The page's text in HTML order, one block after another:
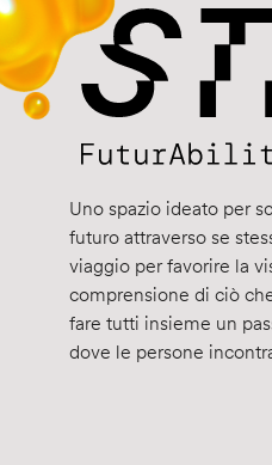
Uno spazio ideato per
futuro attraverso se
viaggio per favorire la
comprensione di ciò
fare tutti insieme un
dove le persone